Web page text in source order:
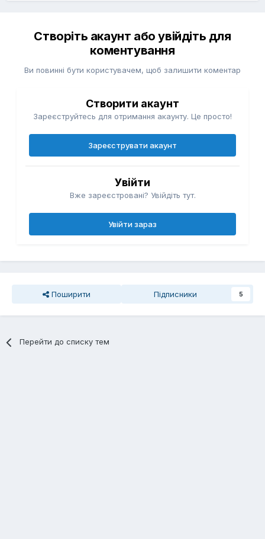
Створіть акаунт або увійдіть для
коментування
Ви повинні бути користувачем, щоб залишити коментар
Створити акаунт
Зареєструйтесь для отримання акаунту. Це просто!
Зареєструвати акаунт
Увійти
Вже зареєстровані? Увійдіть тут.
Увійти зараз
Поширити Підписники 5
Перейти до списку тем